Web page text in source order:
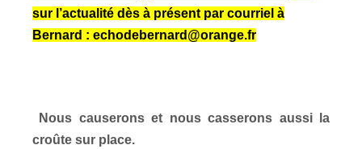
sur l’actualité dès à présent par courriel à
Bernard : echodebernard@orange.fr
Nous causerons et nous casserons aussi la
croûte sur place.